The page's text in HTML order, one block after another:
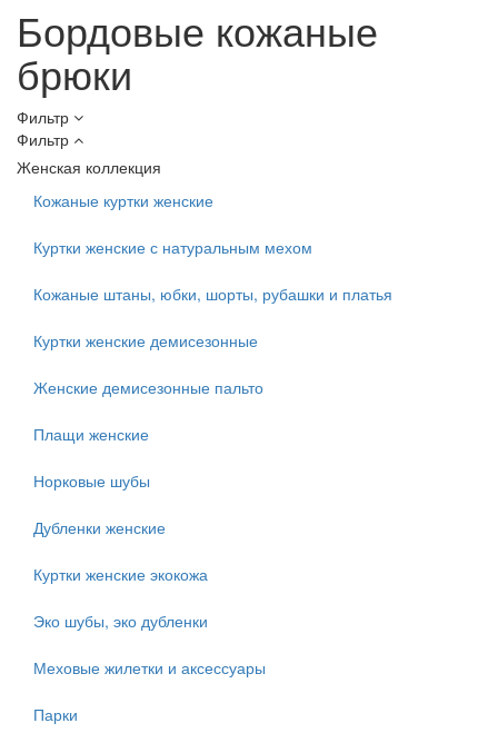
Бордовые кожаные
брюки
Фильтр
Фильтр
Женская коллекция
Кожаные куртки женские
Куртки женские с натуральным мехом
Кожаные штаны, юбки, шорты, рубашки и платья
Куртки женские демисезонные
Женские демисезонные пальто
Плащи женские
Норковые шубы
Дубленки женские
Куртки женские экокожа
Эко шубы, эко дубленки
Меховые жилетки и аксессуары
Парки